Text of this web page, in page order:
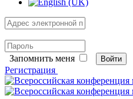
Запомнить меня Войти
Регистрация